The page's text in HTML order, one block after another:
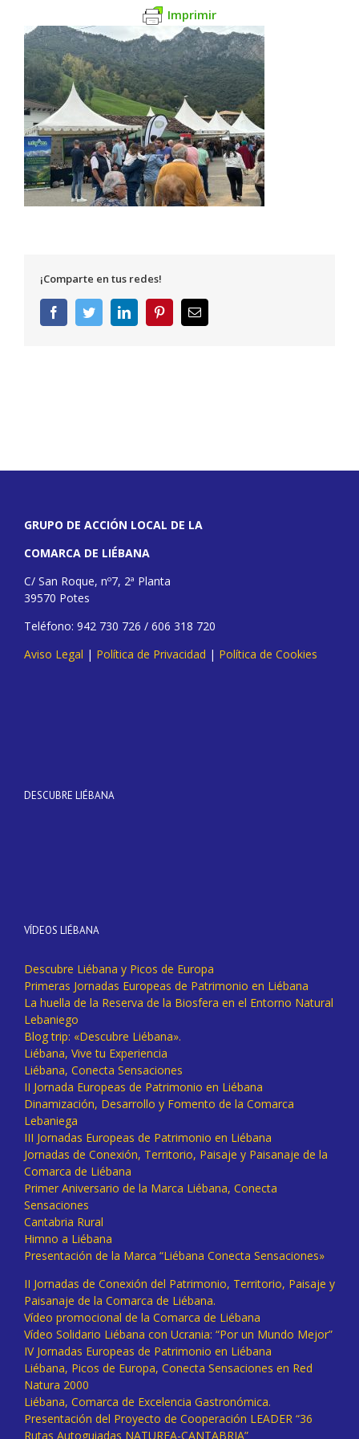
Imprimir
¡Comparte en tus redes!
FacebookTwitterLinkedInPinterestCorreo
electrónico
GRUPO DE ACCIÓN LOCAL DE LA
COMARCA DE LIÉBANA
C/ San Roque, nº7, 2ª Planta
39570 Potes
Teléfono: 942 730 726 / 606 318 720
Aviso Legal | Política de Privacidad | Política de Cookies
DESCUBRE LIÉBANA
VÍDEOS LIÉBANA
Descubre Liébana y Picos de Europa
Primeras Jornadas Europeas de Patrimonio en Liébana
La huella de la Reserva de la Biosfera en el Entorno Natural
Lebaniego
Blog trip: «Descubre Liébana».
Liébana, Vive tu Experiencia
Liébana, Conecta Sensaciones
II Jornada Europeas de Patrimonio en Liébana
Dinamización, Desarrollo y Fomento de la Comarca
Lebaniega
III Jornadas Europeas de Patrimonio en Liébana
Jornadas de Conexión, Territorio, Paisaje y Paisanaje de la
Comarca de Liébana
Primer Aniversario de la Marca Liébana, Conecta
Sensaciones
Cantabria Rural
Himno a Liébana
Presentación de la Marca “Liébana Conecta Sensaciones»
II Jornadas de Conexión del Patrimonio, Territorio, Paisaje y
Paisanaje de la Comarca de Liébana.
Vídeo promocional de la Comarca de Liébana
Vídeo Solidario Liébana con Ucrania: “Por un Mundo Mejor”
IV Jornadas Europeas de Patrimonio en Liébana
Liébana, Picos de Europa, Conecta Sensaciones en Red
Natura 2000
Liébana, Comarca de Excelencia Gastronómica.
Presentación del Proyecto de Cooperación LEADER “36
Rutas Autoguiadas NATUREA-CANTABRIA”